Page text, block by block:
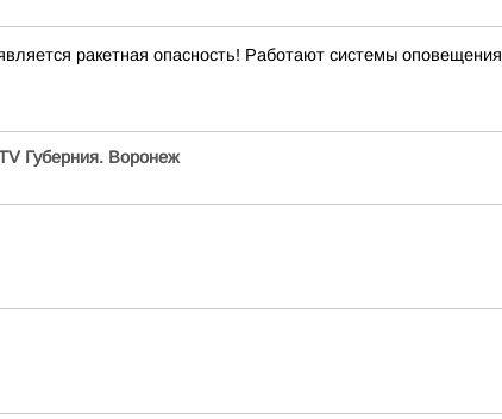
ракетная опасность! Работают системы оповещения
Губерния. Воронеж